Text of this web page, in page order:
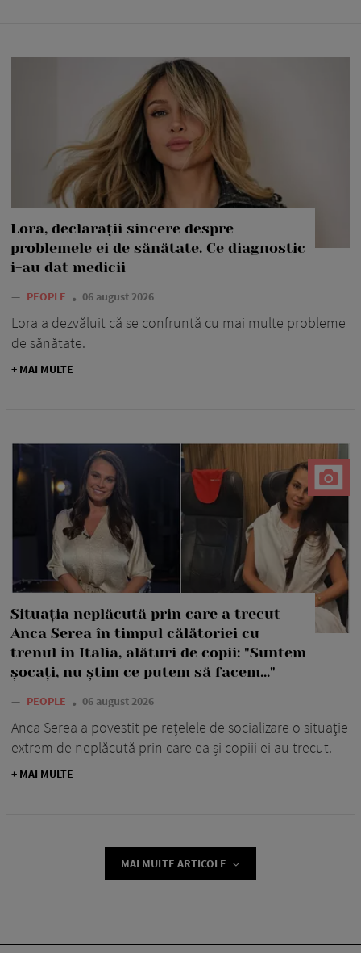
Lora, declarații sincere despre
problemele ei de sănătate. Ce diagnostic
i-au dat medicii
— PEOPLE 06 august 2026
Lora a dezvăluit că se confruntă cu mai multe probleme
de sănătate.
+ MAI MULTE
Situația neplăcută prin care a trecut
Anca Serea în timpul călătoriei cu
trenul în Italia, alături de copii: "Suntem
șocați, nu știm ce putem să facem..."
— PEOPLE 06 august 2026
Anca Serea a povestit pe rețelele de socializare o situație
extrem de neplăcută prin care ea și copiii ei au trecut.
+ MAI MULTE
MAI MULTE ARTICOLE